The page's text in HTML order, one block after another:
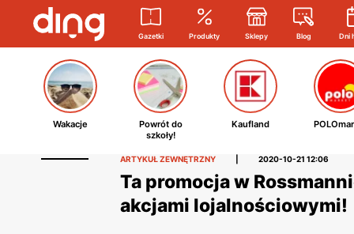
Gazetki Produkty Sklepy Blog Dni
Wakacje
Powrót do
szkoły!
Kaufland
ARTYKUŁ ZEWNĘTRZNY 2020-10-21 12:06
Ta promocja w
akcjami lojalnościowymi!